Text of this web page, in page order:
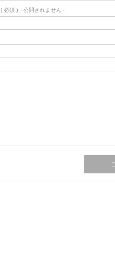
( 必須 ) - 公開されません -